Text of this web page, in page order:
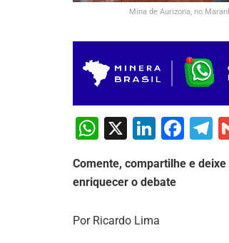
Mina de Aurizona, no
W
at
s
A
X
Li
k
dI
F
c
T
el
e
Comente, compartilhe e
enriquecer o debate
Por Ricardo Lima